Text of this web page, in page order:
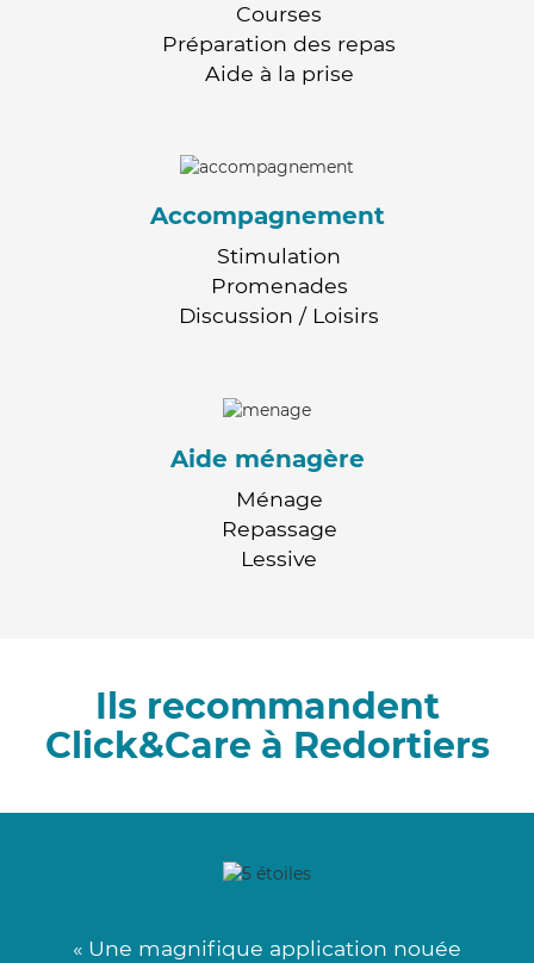
Courses
Préparation des repas
Aide à la prise
Accompagnement
Stimulation
Promenades
Discussion / Loisirs
Aide ménagère
Ménage
Repassage
Lessive
Ils recommandent
Click&Care à Redortiers
« Une magnifique application nouée